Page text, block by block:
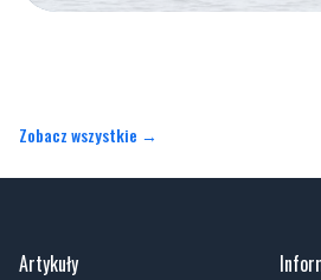
Zobacz wszystkie →
Artykuły